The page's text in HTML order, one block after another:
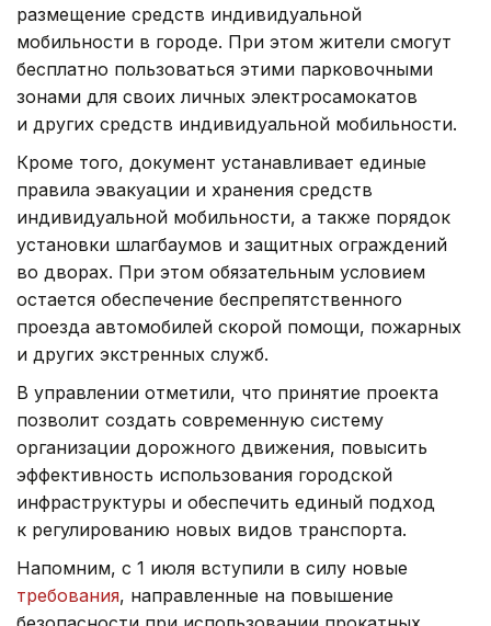
размещение средств индивидуальной
мобильности в городе. При этом жители смогут
бесплатно пользоваться этими парковочными
зонами для своих личных электросамокатов
и других средств индивидуальной мобильности.
Кроме того, документ устанавливает единые
правила эвакуации и хранения средств
индивидуальной мобильности, а также порядок
установки шлагбаумов и защитных ограждений
во дворах. При этом обязательным условием
остается обеспечение беспрепятственного
проезда автомобилей скорой помощи, пожарных
и других экстренных служб.
В управлении отметили, что принятие проекта
позволит создать современную систему
организации дорожного движения, повысить
эффективность использования городской
инфраструктуры и обеспечить единый подход
к регулированию новых видов транспорта.
Напомним, с 1 июля вступили в силу новые
требования, направленные на повышение